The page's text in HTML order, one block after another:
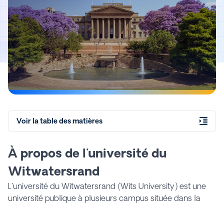
Explorance Blue
Voir la table des matières
À propos de l'université du
Witwatersrand
L'université du Witwatersrand (Wits University) est une
université publique à plusieurs campus située dans la